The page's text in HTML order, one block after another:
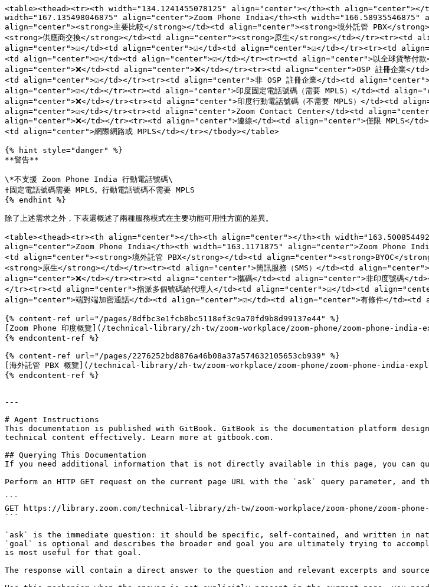
<table><thead><tr><th width="134.1241455078125" align="center"></th><th
width="167.135498046875" align="center">Zoom Phone India</th><th
align="center"><strong>主要比較</strong></td><td align="center"><strong>境外託管 PBX</
<strong>供應商交換</strong></td><td align="center"><strong>原生</strong></td></tr><tr><td
align="center">☑️</td><td align="center">☑️</td><td align="center">☑️</td></tr><tr><td
<td align="center">☑️</td><td align="center">☑️</td></tr><tr><td align="center">以全球貨幣付
align="center">❌</td><td align="center">❌</td></tr><tr><td align="center">OSP 註冊企業
<td align="center">☑️</td></tr><tr><td align="center">非 OSP 註冊企業</td><td
align="center">☑️</td></tr><tr><td align="center">印度固定電話號碼（需要 MPLS）</td><td
align="center">❌</td></tr><tr><td align="center">印度行動電話號碼（不需要 MPLS）</td><td
align="center">☑️</td></tr><tr><td align="center">Zoom Contact Center</td><td
align="center">❌</td></tr><tr><td align="center">連線</td><td align="center">僅限 MPLS</
<td align="center">網際網路或 MPLS</td></tr></tbody></table>
{% hint style="danger" %}
**警告**
\*不支援 Zoom Phone India 行動電話號碼\
†固定電話號碼需要 MPLS。行動電話號碼不需要 MPLS
{% endhint %}
除了上述需求之外，下表還概述了兩種服務模式在主要功能可用性方面的差異。
<table><thead><tr><th align="center"></th><th align="center"></th><th
align="center">Zoom Phone India</th><th width="163.1171875" align="center">Zoom Phone
<td align="center"><strong>境外託管 PBX</strong></td><td align="center"><strong>BYOC</
<strong>原生</strong></td></tr><tr><td align="center">簡訊服務（SMS）</td><td
align="center">❌</td></tr><tr><td align="center">攜碼</td><td align="center">非印度號碼</
</tr><tr><td align="center">指派多個號碼給代理人</td><td align="center">☑️</td><td
align="center">端對端加密通話</td><td align="center">☑️</td><td align="center">有條件</
{% content-ref url="/pages/8dfbc3e1fcb8bc5118ef3c9a70fd9b8d99137e44" %}
[Zoom Phone 印度概覽](/technical-library/zh-tw/zoom-workplace/zoom-phone/zoom-phone-
{% endcontent-ref %}
{% content-ref url="/pages/2276252bd8876a46b08a37a574632105653cb939" %}
[海外託管 PBX 概覽](/technical-library/zh-tw/zoom-workplace/zoom-phone/zoom-phone-india-
{% endcontent-ref %}
---
# Agent Instructions
This documentation is published with GitBook. GitBook is the documentation platform
technical content effectively. Learn more at gitbook.com.
## Querying This Documentation
If you need additional information that is not directly available in this page, you can
Perform an HTTP GET request on the current page URL with the `ask` query parameter, and
```
GET https://library.zoom.com/technical-library/zh-tw/zoom-workplace/zoom-phone/zoom-
```
`ask` is the immediate question: it should be specific, self-contained, and written in
`goal` is optional and describes the broader end goal you are ultimately trying to
is most useful for that goal.
The response will contain a direct answer to the question and relevant excerpts and